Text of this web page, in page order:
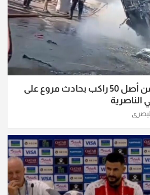
بالفديو.. نجاة 8 من أصل 50 راكب بحادث مروع على
الناصرية